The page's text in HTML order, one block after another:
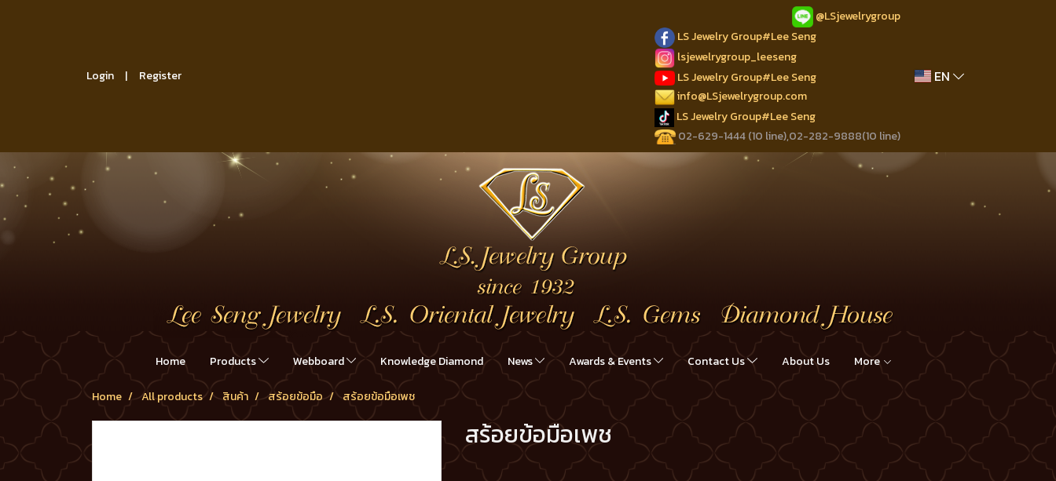
Login Register
@LSjewelrygroup
LS Jewelry Group#Lee Seng
lsjewelrygroup_leeseng
LS Jewelry Group#Lee Seng
info@LSjewelrygroup.com
LS Jewelry Group#Lee Seng
02-629-1444 (10 line),02-282-9888(10 line)
EN
Home Products Webboard Knowledge Diamond News Awards & Events Contact Us About Us More
Home All products สินค้า สร้อยข้อมือ สร้อยข้อมือเพช
สร้อยข้อมือเพช